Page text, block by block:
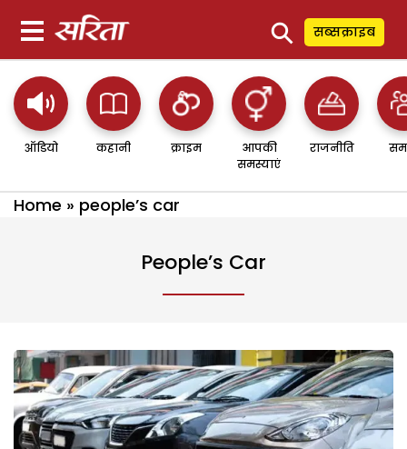
⚲ सब्सक्राइब
ऑडियो कहानी क्राइम
आपकी
समस्याएं
राजनीति
Home » people’s car
People’s Car